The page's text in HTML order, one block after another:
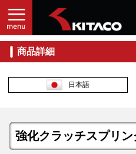
商品詳細
日本語
強化クラッチスプリン